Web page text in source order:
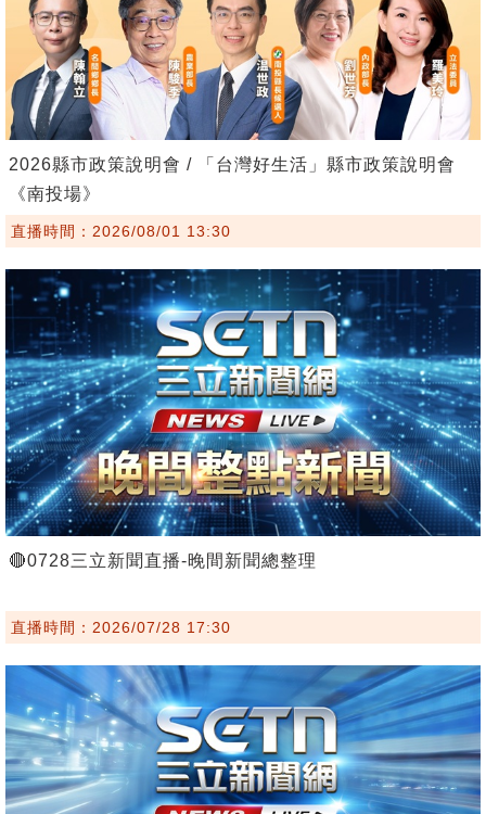
2026縣市政策說明會 / 「台灣好生活」縣市政策說明會
《南投場》
直播時間：2026/08/01 13:30
🔴0728三立新聞直播-晚間新聞總整理
直播時間：2026/07/28 17:30